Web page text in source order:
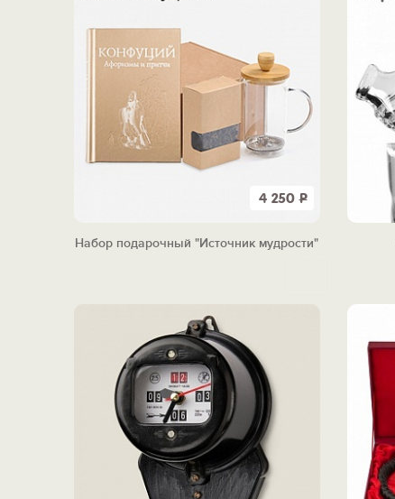
4 250Р
Набор подарочный "Источник мудрости"